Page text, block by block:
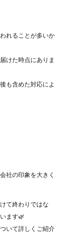
れることが多いか
けた時点にありま
も含めた対応によ
社の印象を大きく
て終わりではな
ます🌿
いて詳しくご紹介